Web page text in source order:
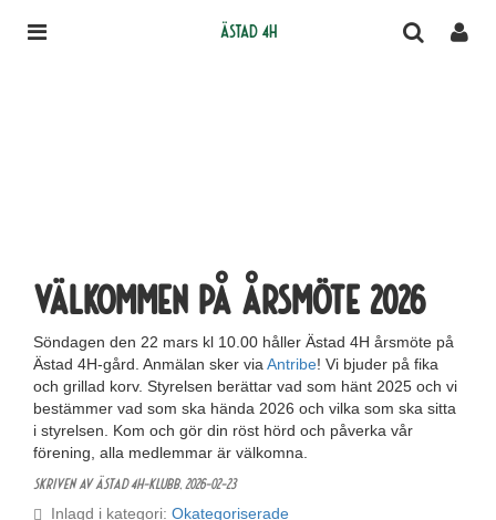
Ästad 4H
VÄLKOMMEN PÅ ÅRSMÖTE 2026
Söndagen den 22 mars kl 10.00 håller Ästad 4H årsmöte på
Ästad 4H-gård. Anmälan sker via Antribe! Vi bjuder på fika
och grillad korv. Styrelsen berättar vad som hänt 2025 och vi
bestämmer vad som ska hända 2026 och vilka som ska sitta
i styrelsen. Kom och gör din röst hörd och påverka vår
förening, alla medlemmar är välkomna.
Skriven av Ästad 4H-klubb,2026-02-23
Inlagd i kategori: Okategoriserade